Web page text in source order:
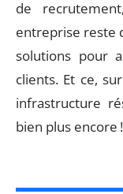
de
entreprise reste
solutions pour
clients. Et ce,
infrastructure
bien plus encore !